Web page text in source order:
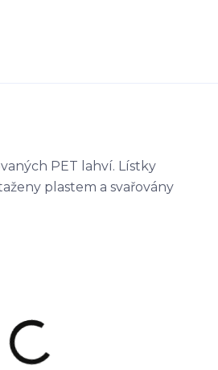
PET lahví. Lístky
plastem a svařovány